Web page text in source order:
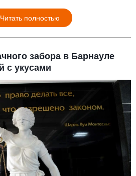
Читать полностью
забора в Барнауле
с укусами